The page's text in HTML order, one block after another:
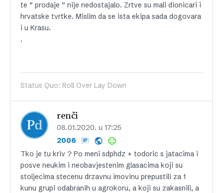
te ” prodaje ” nije nedostajalo. Zrtve su mali dionicari i
hrvatske tvrtke. Mislim da se ista ekipa sada dogovara
i u Krasu.
.
Status Quo: Roll Over Lay Down
renči
08.01.2020. u 17:25
2006
Tko je tu kriv ? Po meni sdphdz + todoric s jatacima i
posve neukim i neobavjestenim glasacima koji su
stoljecima stecenu drzavnu imovinu prepustili za 1
kunu grupi odabranih u agrokoru, a koji su zakasnili, a